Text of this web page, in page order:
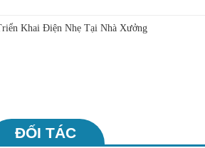
Khai Điện Nhẹ Tại Nhà Xưởng
ĐỐI TÁC